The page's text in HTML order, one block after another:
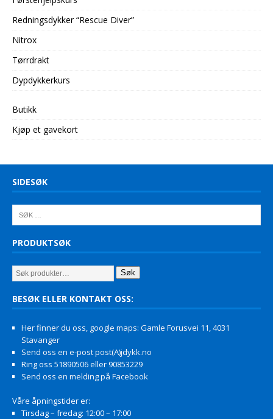
Redningsdykker “Rescue Diver”
Nitrox
Tørrdrakt
Dypdykkerkurs
Butikk
Kjøp et gavekort
SIDESØK
PRODUKTSØK
Søk
BESØK ELLER KONTAKT OSS:
Her finner du oss, google maps: Gamle Forusvei 11, 4031
Stavanger
Send oss en e-post post(A)jdykk.no
Ring oss 51890506 eller 90853229
Send oss en melding på Facebook
Våre åpningstider er:
Tirsdag – fredag: 12:00 – 17:00